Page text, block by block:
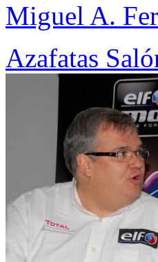
Miguel A.
Azafatas